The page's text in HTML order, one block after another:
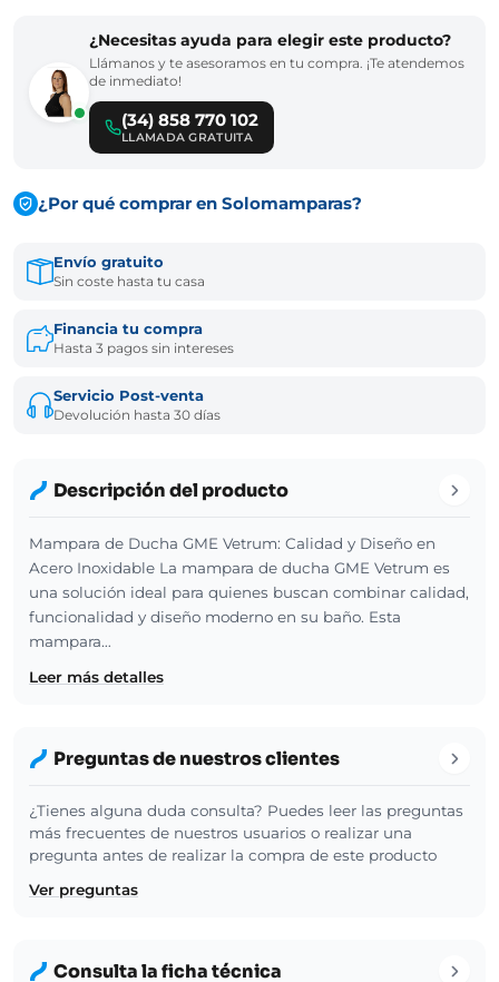
¿Necesitas ayuda para elegir este producto?
Llámanos y te asesoramos en tu compra. ¡Te atendemos
de inmediato!
(34) 858 770 102
LLAMADA GRATUITA
¿Por qué comprar en Solomamparas?
Envío gratuito
Sin coste hasta tu casa
Financia tu compra
Hasta 3 pagos sin intereses
Servicio Post-venta
Devolución hasta 30 días
Descripción del producto
Mampara de Ducha GME Vetrum: Calidad y Diseño en
Acero Inoxidable La mampara de ducha GME Vetrum es
una solución ideal para quienes buscan combinar calidad,
funcionalidad y diseño moderno en su baño. Esta
mampara…
Leer más detalles
Preguntas de nuestros clientes
¿Tienes alguna duda consulta? Puedes leer las preguntas
más frecuentes de nuestros usuarios o realizar una
pregunta antes de realizar la compra de este producto
Ver preguntas
Consulta la ficha técnica